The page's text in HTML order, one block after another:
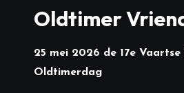
Oldtimer
25 mei 2026 de 17e
Oldtimerdag